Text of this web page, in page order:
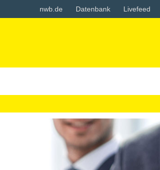
nwb.de Datenbank Livefeed